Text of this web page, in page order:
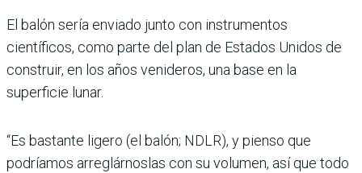
El balón sería enviado junto con instrumentos
científicos, como parte del plan de Estados Unidos de
construir, en los años venideros, una base en la
superficie lunar.
“Es bastante ligero (el balón; NDLR), y pienso que
podríamos arreglárnoslas con su volumen, así que todo